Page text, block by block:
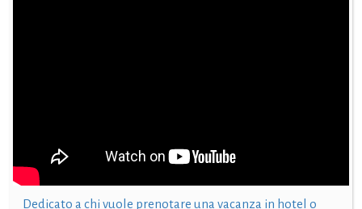
Dedicato a chi vuole prenotare una vacanza in hotel o